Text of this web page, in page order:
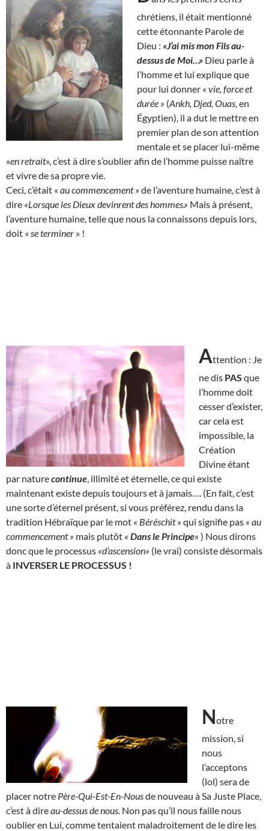
chrétiens, il était mentionné
cette étonnante Parole de
Dieu : «J’ai mis mon Fils au-
dessus de Moi…» Dieu parle à
l’homme et lui explique que
pour lui donner « vie, force et
durée » (Ankh, Djed, Ouas, en
Égyptien), il a dut le mettre en
premier plan de son attention
mentale et se placer lui-même
«en retrait», c’est à dire s’oublier afin de l’homme puisse naître
et vivre de sa propre vie.
Ceci, c’était « au commencement» de l’aventure humaine, c’est à
dire «Lorsque les Dieux devinrent des hommes.» Mais à présent,
l’aventure humaine, telle que nous la connaissons depuis lors,
doit « se terminer » !
Attention : Je
ne dis PAS que
l’homme doit
cesser d’exister,
car cela est
impossible, la
Création
Divine étant
par naturecontinue , illimité et éternelle, ce qui existe
maintenant existe depuis toujours et à jamais…. (En fait, c’est
une sorte d’éternel présent, si vous préférez, rendu dans la
tradition Hébraïque par le mot « Béréschit » qui signifie pas « au
commencement » mais plutôt « Dans le Principe« ) Nous dirons
donc que le processus «d’ascension» (le vrai) consiste désormais
à INVERSER LE PROCESSUS !
Notre
mission, si
nous
l’acceptons
(lol) sera de
placer notre Père-Qui-Est-En-Nousde nouveau à Sa Juste Place,
c’est à direau-dessus de nous. Non pas qu’il nous faille nous
oublier en Lui, comme tentaient maladroitement de le dire les